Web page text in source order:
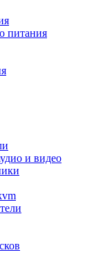
nuc
питания
и видео